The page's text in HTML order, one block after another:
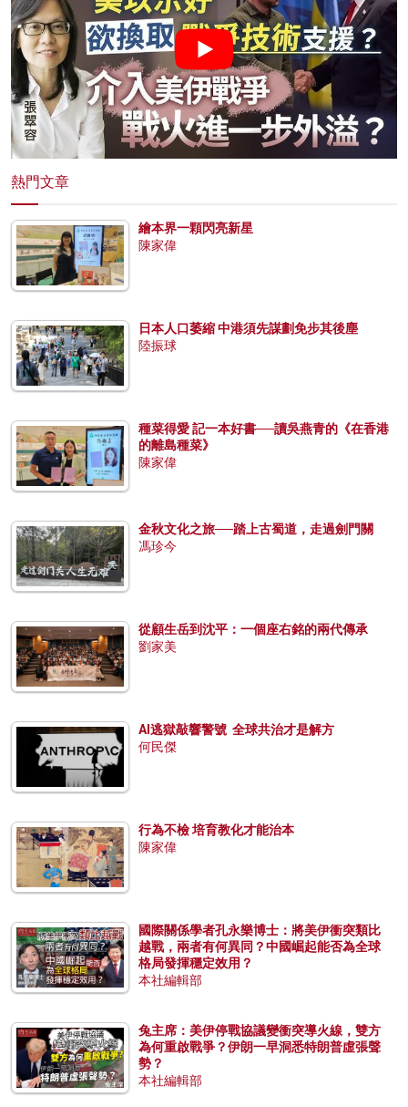
熱門文章
繪本界一顆閃亮新星
陳家偉
日本人口萎縮 中港須先謀劃免步其後塵
陸振球
種菜得愛 記一本好書──讀吳燕青的《在香港
的離島種菜》
陳家偉
金秋文化之旅──踏上古蜀道，走過劍門關
馮珍今
從顧生岳到沈平：一個座右銘的兩代傳承
劉家美
AI逃獄敲響警號 全球共治才是解方
何民傑
行為不檢 培育教化才能治本
陳家偉
國際關係學者孔永樂博士：將美伊衝突類比
越戰，兩者有何異同？中國崛起能否為全球
格局發揮穩定效用？
本社編輯部
兔主席：美伊停戰協議變衝突導火線，雙方
為何重啟戰爭？伊朗一早洞悉特朗普虛張聲
勢？
本社編輯部